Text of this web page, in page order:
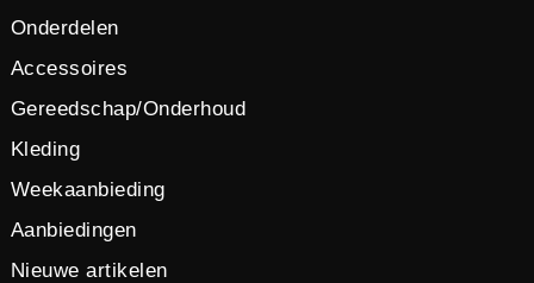
Onderdelen
Accessoires
Gereedschap/Onderhoud
Kleding
Weekaanbieding
Aanbiedingen
Nieuwe artikelen